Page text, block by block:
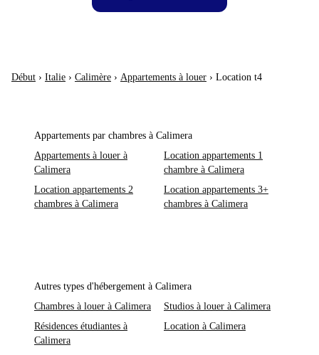
Début › Italie › Calimère › Appartements à louer › Location t4
Appartements par chambres à Calimera
Appartements à louer à
Calimera
Location appartements 1
chambre à Calimera
Location appartements 2
chambres à Calimera
Location appartements 3+
chambres à Calimera
Autres types d'hébergement à Calimera
Chambres à louer à Calimera
Studios à louer à Calimera
Résidences étudiantes à
Calimera
Location à Calimera